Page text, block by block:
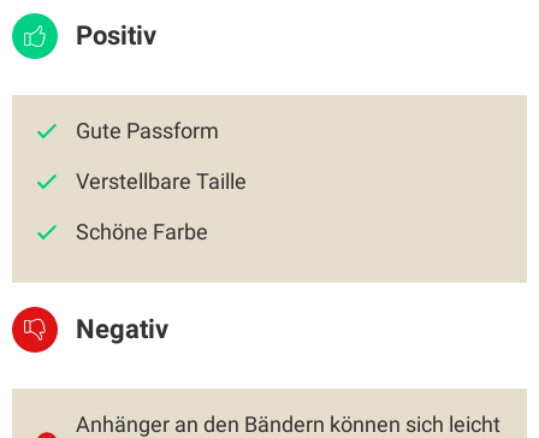
Positiv
Gute Passform
Verstellbare Taille
Schöne Farbe
Negativ
Anhänger an den Bändern können sich leicht